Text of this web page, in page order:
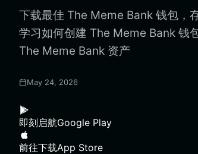
Español (Argentina)
下载最佳 The Meme Bank 钱包，
学习如何创建 The Meme Bank 钱
The Meme Bank 资产
May 24, 2026
即刻启航Google Play
前往下载App Store